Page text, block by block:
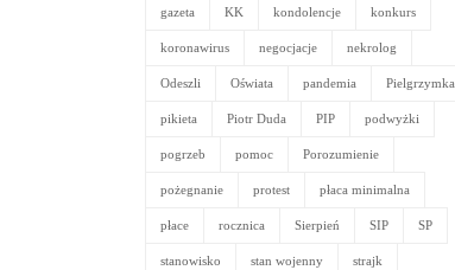
gazeta KK kondolencje konkurs
koronawirus negocjacje nekrolog
Odeszli Oświata pandemia Pielgrzymka
pikieta Piotr Duda PIP podwyżki
pogrzeb pomoc Porozumienie
pożegnanie protest płaca minimalna
płace rocznica Sierpień SIP SP
stanowisko stan wojenny strajk